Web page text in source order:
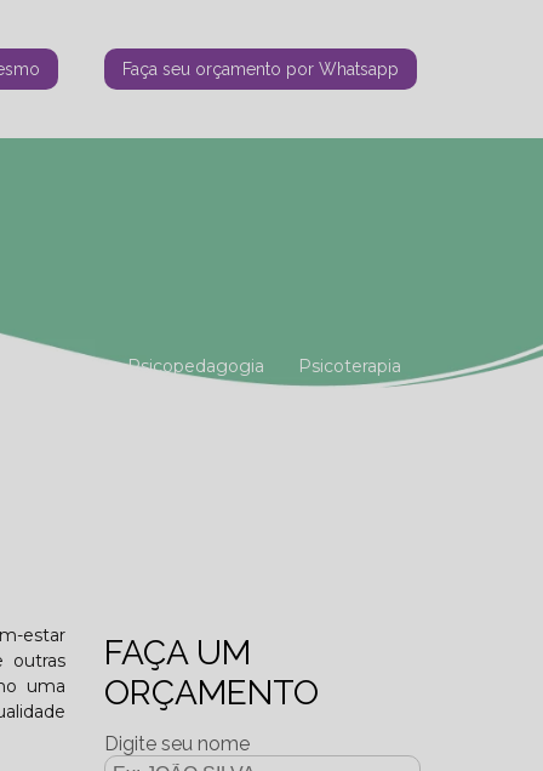
Faça seu orçamento por Whatsapp
Psicopedagogia Psicoterapia
estar
outras
uma
FAÇA UM
ORÇAMENTO
Digite seu nome